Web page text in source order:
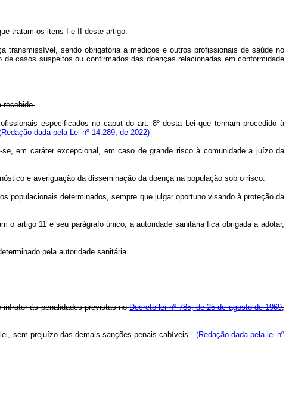
tratam os itens I e II deste artigo.
transmissível, sendo obrigatória a médicos e outros profissionais de saúde no
casos suspeitos ou confirmados das doenças relacionadas em conformidade
recebido.
especificados no caputdo art. 8º desta Lei que tenham procedido à
dada pela Lei nº 14.289, de 2022)
em caráter excepcional, em caso de grande risco à comunidade a juízo da
e averiguação da disseminação da doença na população sob o risco.
populacionais determinados, sempre que julgar oportuno visando à proteção da
artigo 11 e seu parágrafo único, a autoridade sanitária fica obrigada a adotar,
pela autoridade sanitária.
infrator às penalidades previstas noDecreto-lei nº 785, de 25 de agosto de 1969,
sem prejuízo das demais sanções penais cabíveis. (Redação dada pela lei nº